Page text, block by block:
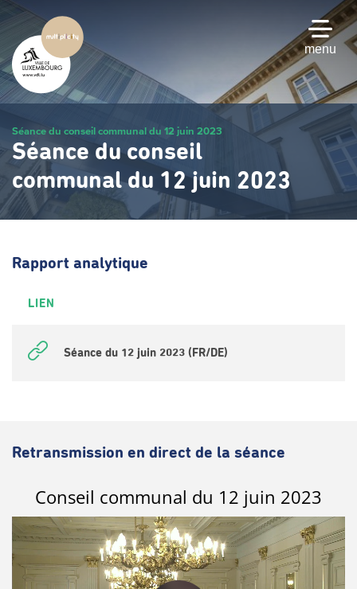
Passer
contenu
principal
menu
Séance du conseil communal du 12 juin 2023
Séance du conseil
communal du 12 juin 2023
Rapport analytique
LIEN
Séance du 12 juin 2023 (FR/DE)
Retransmission en direct de la séance